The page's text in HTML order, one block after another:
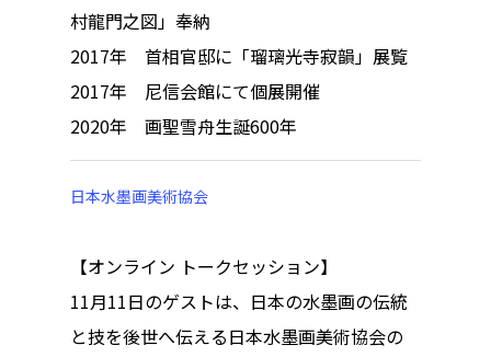
村龍門之図」奉納
2017年 首相官邸に「瑠璃光寺寂韻」展覧
2017年 尼信会館にて個展開催
2020年 画聖雪舟生誕600年
日本水墨画美術協会
【オンライン トークセッション】
11月11日のゲストは、日本の水墨画の伝統
と技を後世へ伝える日本水墨画美術協会の
ハイパー縁側@塩屋
ハイパー縁側@梅田
Archives
Archives リスト表示